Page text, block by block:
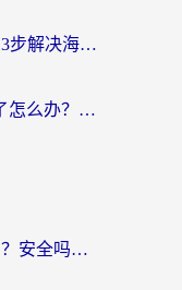
香港西瓜视频看不了怎么办？3步解决海外追剧难题，附靠谱加速器推荐
喜马拉雅FM在马来西亚用不了怎么办？海外华人亲测有效的回国加速指南
在国外打鸣潮用加速器有用吗？安全吗？海外玩家国服游戏加速全指南